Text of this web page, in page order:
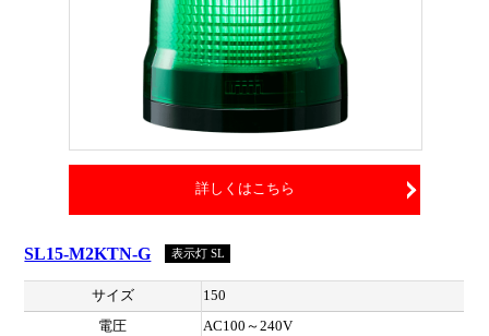
詳しくはこちら
SL15-M2KTN-G 表示灯 SL
サイズ
150
電圧
AC100～240V